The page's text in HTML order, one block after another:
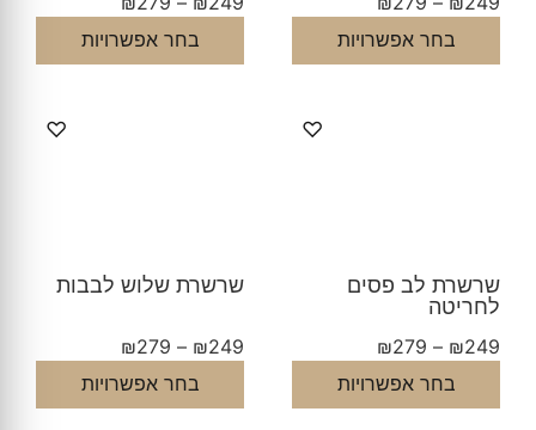
בחר אפשרויות
בחר אפשרויות
♡
שרשרת לב פסים
לחריטה
₪249
–
₪279
בחר אפשרויות
♡
שרשרת שלוש לבבות
₪249
–
₪279
בחר אפשרויות